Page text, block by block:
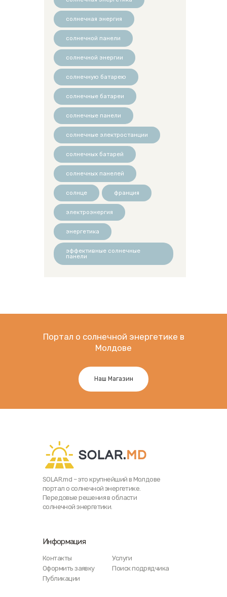
солнечная энергия
солнечной панели
солнечной энергии
солнечную батарею
солнечные батареи
солнечные панели
солнечные электростанции
солнечных батарей
солнечных панелей
солнце франция
электроэнергия
энергетика
эффективные солнечные
панели
Портал о солнечной энергетике в
Молдове
Наш Магазин
SOLAR.md – это крупнейший в Молдове
портал о солнечной энергетике.
Передовые решения в области
солнечной энергетики.
Информация
Контакты
Услуги
Оформить заявку
Поиск подрядчика
Публикации